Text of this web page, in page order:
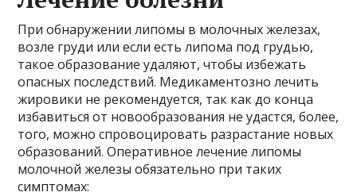
При обнаружении липомы в молочных железах,
возле груди или если есть липома под грудью,
такое образование удаляют, чтобы избежать
опасных последствий. Медикаментозно лечить
жировики не рекомендуется, так как до конца
избавиться от новообразования не удастся, более,
того, можно спровоцировать разрастание новых
образований. Оперативное лечение липомы
молочной железы обязательно при таких
симптомах: